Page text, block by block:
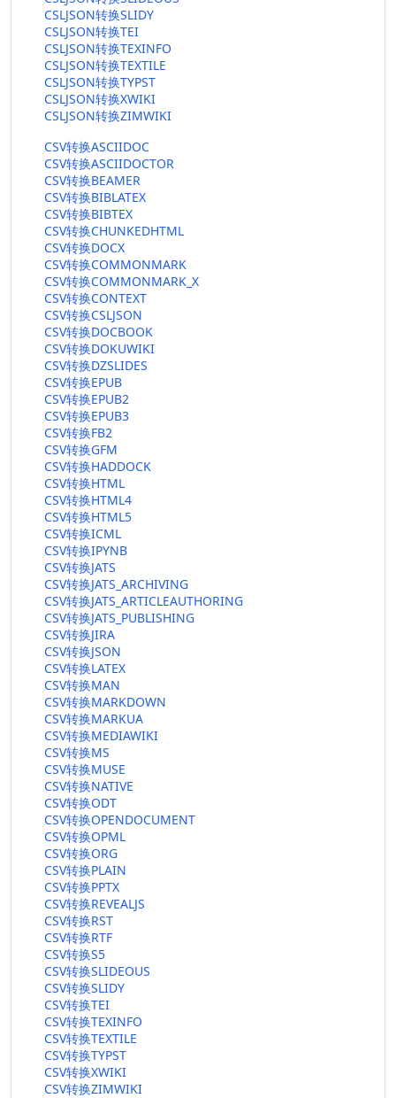
CSLJSON转换SLIDY
CSLJSON转换TEI
CSLJSON转换TEXINFO
CSLJSON转换TEXTILE
CSLJSON转换TYPST
CSLJSON转换XWIKI
CSLJSON转换ZIMWIKI
CSV转换ASCIIDOC
CSV转换ASCIIDOCTOR
CSV转换BEAMER
CSV转换BIBLATEX
CSV转换BIBTEX
CSV转换CHUNKEDHTML
CSV转换DOCX
CSV转换COMMONMARK
CSV转换COMMONMARK_X
CSV转换CONTEXT
CSV转换CSLJSON
CSV转换DOCBOOK
CSV转换DOKUWIKI
CSV转换DZSLIDES
CSV转换EPUB
CSV转换EPUB2
CSV转换EPUB3
CSV转换FB2
CSV转换GFM
CSV转换HADDOCK
CSV转换HTML
CSV转换HTML4
CSV转换HTML5
CSV转换ICML
CSV转换IPYNB
CSV转换JATS
CSV转换JATS_ARCHIVING
CSV转换JATS_ARTICLEAUTHORING
CSV转换JATS_PUBLISHING
CSV转换JIRA
CSV转换JSON
CSV转换LATEX
CSV转换MAN
CSV转换MARKDOWN
CSV转换MARKUA
CSV转换MEDIAWIKI
CSV转换MS
CSV转换MUSE
CSV转换NATIVE
CSV转换ODT
CSV转换OPENDOCUMENT
CSV转换OPML
CSV转换ORG
CSV转换PLAIN
CSV转换PPTX
CSV转换REVEALJS
CSV转换RST
CSV转换RTF
CSV转换S5
CSV转换SLIDEOUS
CSV转换SLIDY
CSV转换TEI
CSV转换TEXINFO
CSV转换TEXTILE
CSV转换TYPST
CSV转换XWIKI
CSV转换ZIMWIKI